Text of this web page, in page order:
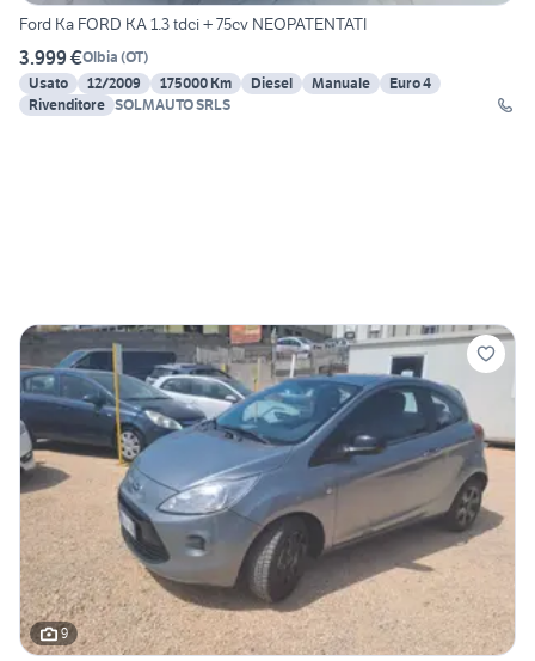
Ford Ka FORD KA 1.3 tdci + 75cv NEOPATENTATI
3.999 €Olbia (OT)
Usato
12/2009 175000 Km Diesel Manuale
Euro 4
Rivenditore SOLMAUTO SRLS
9